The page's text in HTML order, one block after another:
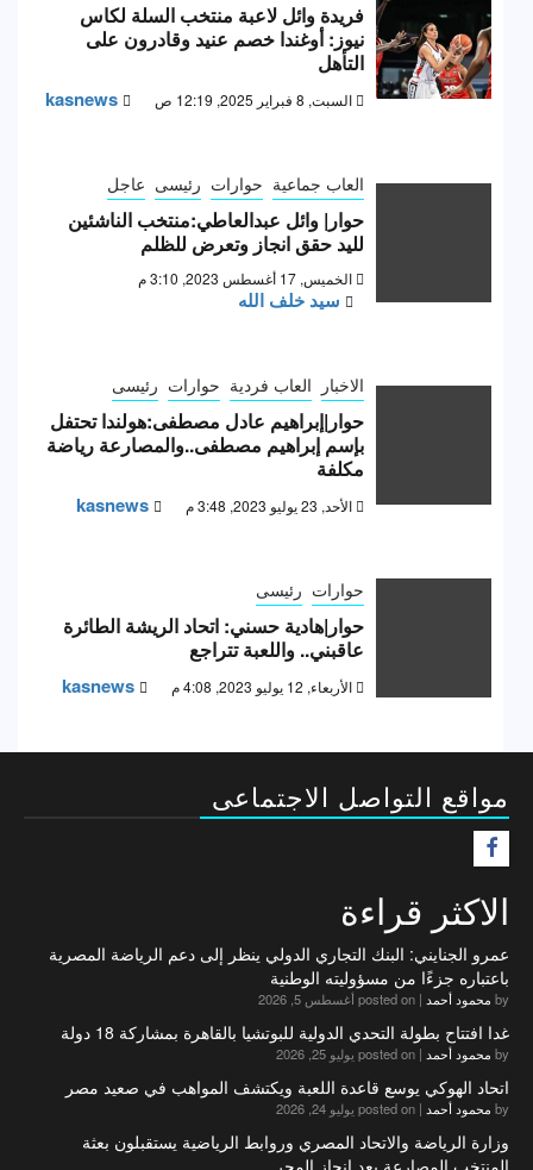
فريدة وائل لاعبة منتخب السلة لكاس
نيوز: أوغندا خصم عنيد وقادرون على
التأهل
السبت, 8 فبراير 2025, 12:19 ص kasnews
العاب جماعية حوارات رئيسى عاجل
حوار| وائل عبدالعاطي:منتخب الناشئين
لليد حقق انجاز وتعرض للظلم
الخميس, 17 أغسطس 2023, 3:10 م
سيد خلف الله
الاخبار العاب فردية حوارات رئيسى
حوار|إبراهيم عادل مصطفى:هولندا تحتفل
بإسم إبراهيم مصطفى..والمصارعة رياضة
مكلفة
الأحد, 23 يوليو 2023, 3:48 م kasnews
حوارات رئيسى
حوار|هادية حسني: اتحاد الريشة الطائرة
عاقبني.. واللعبة تتراجع
الأربعاء, 12 يوليو 2023, 4:08 م kasnews
مواقع التواصل الاجتماعى
الاكثر قراءة
عمرو الجنايني: البنك التجاري الدولي ينظر إلى دعم الرياضة المصرية
باعتباره جزءًا من مسؤوليته الوطنية
by محمود أحمد | posted on أغسطس 5, 2026
غدا افتتاح بطولة التحدي الدولية للبوتشيا بالقاهرة بمشاركة 18 دولة
by محمود أحمد | posted on يوليو 25, 2026
اتحاد الهوكي يوسع قاعدة اللعبة ويكتشف المواهب في صعيد مصر
by محمود أحمد | posted on يوليو 24, 2026
وزارة الرياضة والاتحاد المصري وروابط الرياضية يستقبلون بعثة